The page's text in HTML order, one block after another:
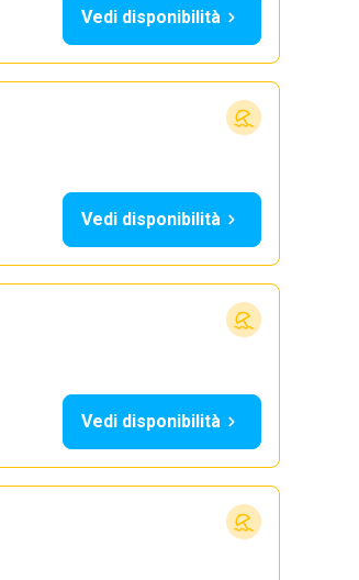
Vedi disponibilità
Vedi disponibilità
Vedi disponibilità